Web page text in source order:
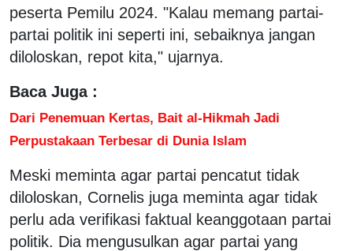
peserta Pemilu 2024. "Kalau memang partai-
partai politik ini seperti ini, sebaiknya jangan
diloloskan, repot kita," ujarnya.
Baca Juga :
Dari Penemuan Kertas, Bait al-Hikmah Jadi
Perpustakaan Terbesar di Dunia Islam
Meski meminta agar partai pencatut tidak
diloloskan, Cornelis juga meminta agar tidak
perlu ada verifikasi faktual keanggotaan partai
politik. Dia mengusulkan agar partai yang